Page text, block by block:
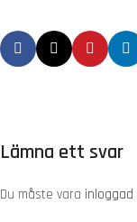
Lämna ett svar
Du måste vara inloggad